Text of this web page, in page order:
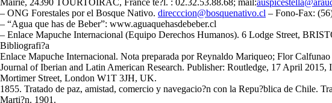
– ONG Forestales por el Bosque Nativo. direcccion@bosquenativo.cl – Fono-Fax:
– “Agua que has de Beber”: www.aguaquehasdebeber.cl
– Enlace Mapuche Internacional (Equipo Derechos Humanos). 6 Lodge Street,
Bibliografi?a
Enlace Mapuche Internacional. Nota preparada por Reynaldo Mariqueo; Flor
Journal of Iberian and Latin American Research. Publisher: Routledge, 17 April
Mortimer Street, London W1T 3JH, UK.
1855. Tratado de paz, amistad, comercio y navegacio?n con la Repu?blica de Chile.
Marti?n. 1901.